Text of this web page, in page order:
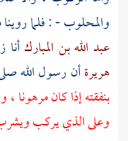
والمحلوب - : فلما
عبد الله بن المباركأنا
هريرةأن رسول الله
بنفقته إذا كان مرهونا
وعلى الذي يركب